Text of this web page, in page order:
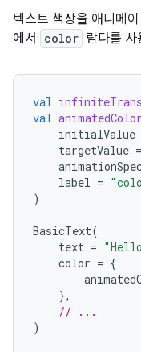
텍스트 색상을 애니메
에서
color 람다를 사
val
val animatedColor
initialValue
targetValue =
label =
)
BasicText(
text =
color = {
},
// ...
)